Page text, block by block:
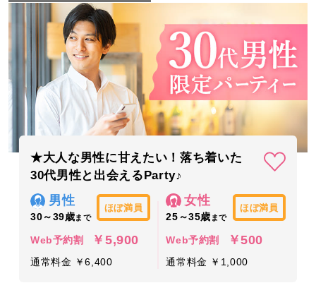
★大人な男性に甘えたい！落ち着いた
30代男性と出会えるParty♪
男性
30～39歳まで
ほぼ満員
Web予約割 ￥5,900
通常料金 ￥6,400
女性
25～35歳 まで
ほぼ満員
Web予約割 ￥500
通常料金 ￥1,000